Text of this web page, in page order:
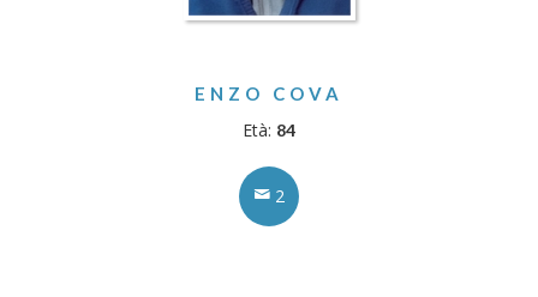
ENZO COVA
Età: 84
2